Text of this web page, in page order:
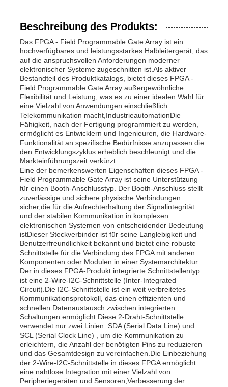
Zu Hause
Produkte
Videos
Beschreibung des Produkts:
Das FPGA - Field Programmable Gate Array ist ein
hochverfügbares und leistungsstarkes Halbleitergerät, das
auf die anspruchsvollen Anforderungen moderner
elektronischer Systeme zugeschnitten ist.Als aktiver
Bestandteil des Produktkatalogs, bietet dieses FPGA -
Field Programmable Gate Array außergewöhnliche
Flexibilität und Leistung, was es zu einer idealen Wahl für
eine Vielzahl von Anwendungen einschließlich
Telekommunikation macht,IndustrieautomationDie
Fähigkeit, nach der Fertigung programmiert zu werden,
ermöglicht es Entwicklern und Ingenieuren, die Hardware-
Funktionalität an spezifische Bedürfnisse anzupassen.die
den Entwicklungszyklus erheblich beschleunigt und die
Markteinführungszeit verkürzt.
Eine der bemerkenswerten Eigenschaften dieses FPGA -
Field Programmable Gate Array ist seine Unterstützung
für einen Booth-Anschlusstyp. Der Booth-Anschluss stellt
zuverlässige und sichere physische Verbindungen
sicher,die für die Aufrechterhaltung der Signalintegrität
und der stabilen Kommunikation in komplexen
elektronischen Systemen von entscheidender Bedeutung
istDieser Steckverbinder ist für seine Langlebigkeit und
Benutzerfreundlichkeit bekannt und bietet eine robuste
Schnittstelle für die Verbindung des FPGA mit anderen
Komponenten oder Modulen in einer Systemarchitektur.
Der in dieses FPGA-Produkt integrierte Schnittstellentyp
ist eine 2-Wire-I2C-Schnittstelle (Inter-Integrated
Circuit).Die I2C-Schnittstelle ist ein weit verbreitetes
Kommunikationsprotokoll, das einen effizienten und
schnellen Datenaustausch zwischen integrierten
Schaltungen ermöglicht.Diese 2-Draht-Schnittstelle
verwendet nur zwei Linien  SDA (Serial Data Line) und
SCL (Serial Clock Line) , um die Kommunikation zu
erleichtern, die Anzahl der benötigten Pins zu reduzieren
und das Gesamtdesign zu vereinfachen.Die Einbeziehung
der 2-Wire-I2C-Schnittstelle in dieses FPGA ermöglicht
eine nahtlose Integration mit einer Vielzahl von
Peripheriegeräten und Sensoren,Verbesserung der